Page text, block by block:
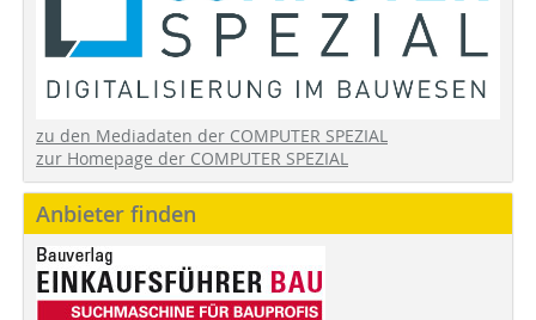
zu den Mediadaten der COMPUTER SPEZIAL
zur Homepage der COMPUTER SPEZIAL
Anbieter finden